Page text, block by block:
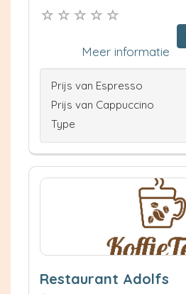
Meer informatie
Prijs van Espresso
Prijs van Cappuccino
Type
Restaurant Adolfs